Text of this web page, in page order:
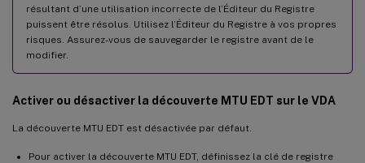
résultant d’une utilisation incorrecte de l’Éditeur du Registre
puissent être résolus. Utilisez l’Éditeur du Registre à vos propres
risques. Assurez-vous de sauvegarder le registre avant de le
modifier.
Activer ou désactiver la découverte MTU EDT sur le VDA
La découverte MTU EDT est désactivée par défaut.
Pour activer la découverte MTU EDT, définissez la clé de registre